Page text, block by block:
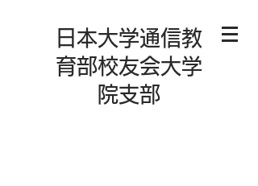
日本大学通信教
育部校友会大学
院支部